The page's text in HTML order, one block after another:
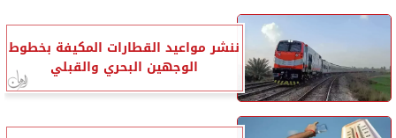
ننشر مواعيد القطارات المكيفة بخطوط
الوجهين البحري والقبلي